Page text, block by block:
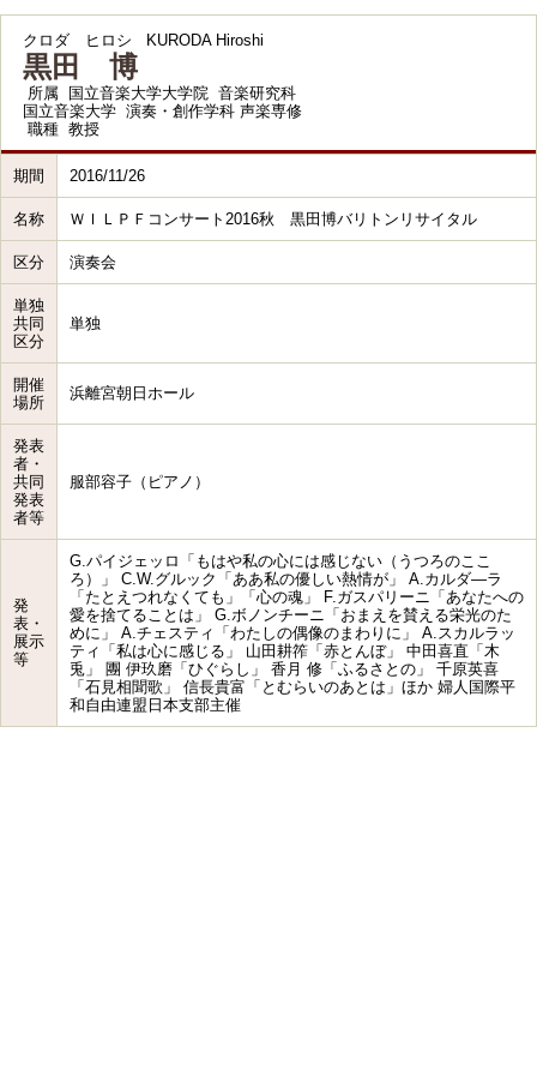
クロダ ヒロシ KURODA Hiroshi
黒田 博
所属
国立音楽大学大学院 音楽研究科
国立音楽大学 演奏・創作学科 声楽専修
職種 教授
期間 2016/11/26
名称 ＷＩＬＰＦコンサート2016秋 黒田博バリトンリサイタル
区分 演奏会
単独
共同
区分
単独
開催
場所
浜離宮朝日ホール
発表
者・
共同
発表
者等
服部容子（ピアノ）
発
表・
展示
等
G.パイジェッロ「もはや私の心には感じない（うつろのここ
ろ）」 C.W.グルック「ああ私の優しい熱情が」 A.カルダ―ラ
「たとえつれなくても」「心の魂」 F.ガスパリーニ「あなたへの
愛を捨てることは」 G.ボノンチーニ「おまえを賛える栄光のた
めに」 A.チェスティ「わたしの偶像のまわりに」 A.スカルラッ
ティ「私は心に感じる」 山田耕筰「赤とんぼ」 中田喜直「木
兎」 團 伊玖磨「ひぐらし」 香月 修「ふるさとの」 千原英喜
「石見相聞歌」 信長貴富「とむらいのあとは」ほか 婦人国際平
和自由連盟日本支部主催